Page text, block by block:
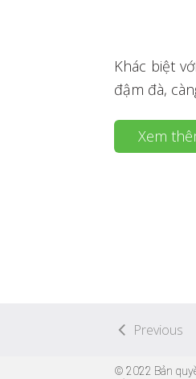
Khác biệt
đậm đà,
Xem
Previous
© 2022 Bản